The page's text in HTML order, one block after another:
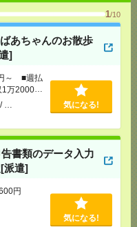
1/10
あちゃんのお散歩
]
～ ■週払
万2000円
… 気になる!
書類のデータ入力
派遣]
円
気になる!
データ入力／週3～
気になる！
こつ事務！朝遅
業代
気になる！